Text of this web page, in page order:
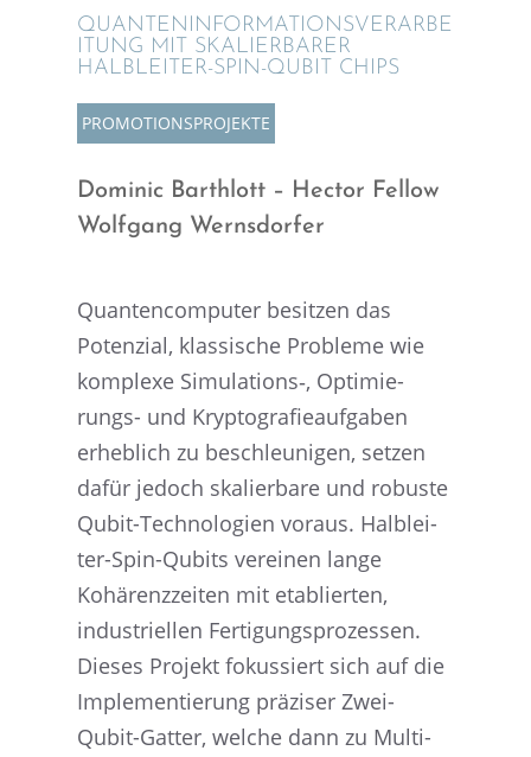
QUANTEN­IN­FOR­MA­TI­ONS­VER­AR­BE
I­TUNG MIT SKALIER­BA­RER
HALBLEI­­TER-SPIN-QUBIT CHIPS
PROMO­TI­ONS­PRO­JEKTE
Dominic Barthlott – Hector Fellow
Wolfgang Wernsdorfer
Quanten­com­pu­ter besit­zen das
Poten­zial, klassi­sche Probleme wie
komplexe Simulations‑, Optimie­
rungs- und Krypto­gra­fie­auf­ga­ben
erheb­lich zu beschleu­ni­gen, setzen
dafür jedoch skalier­bare und robuste
Qubit-Techno­lo­gien voraus. Halblei­
ter-Spin-Qubits verei­nen lange
Kohärenz­zei­ten mit etablier­ten,
indus­tri­el­len Ferti­gungs­pro­zes­sen.
Dieses Projekt fokus­siert sich auf die
Imple­men­tie­rung präzi­ser Zwei-
Qubit-Gatter, welche dann zu Multi-